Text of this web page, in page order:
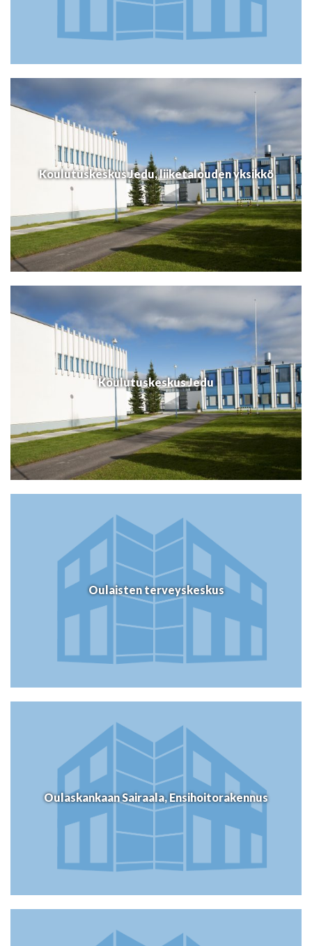
Koulutuskeskus Jedu, liiketalouden yksikkö
Koulutuskeskus Jedu
Oulaisten terveyskeskus
Oulaskankaan Sairaala, Ensihoitorakennus